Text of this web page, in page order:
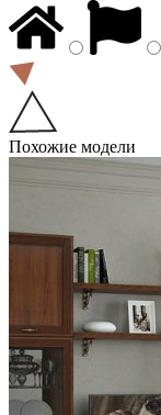
Похожие модели